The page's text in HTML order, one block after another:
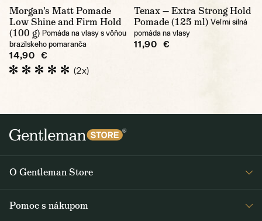
Morgan's Matt Pomade
Low Shine and Firm Hold
(100 g) Pomáda na vlasy s vôňou
brazílskeho pomaranča
14,90 €
(2x)
Tenax — Extra Strong Hold
Pomade (125 ml) Veľmi silná
pomáda na vlasy
11,90 €
O Gentleman Store
Pomoc s nákupom